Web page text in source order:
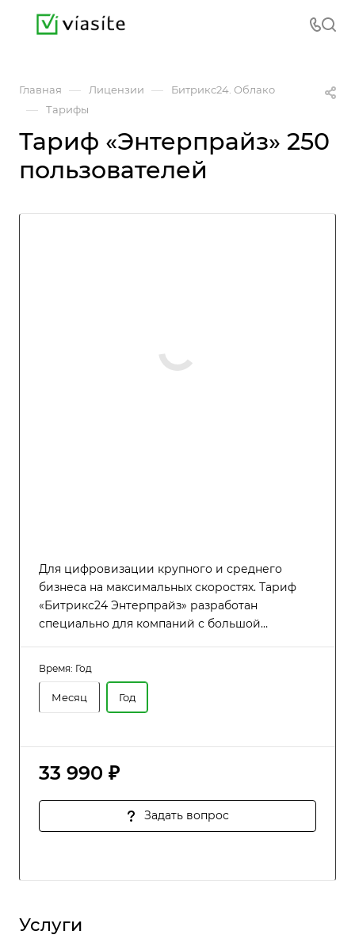
Главная — Лицензии — Битрикс24. Облако
— Тарифы
Тариф «Энтерпрайз» 250
пользователей
Для цифровизации крупного и среднего
бизнеса на максимальных скоростях. Тариф
«Битрикс24 Энтерпрайз» разработан
специально для компаний с большой
производительность, надёжность и гибкость в
управлении распределённой структурой.
Время: Год
Месяц Год
33 990 ₽
Задать вопрос
Услуги